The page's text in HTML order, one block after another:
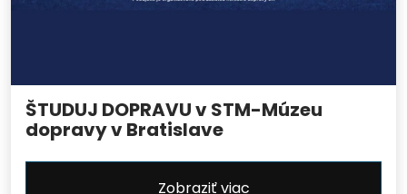
ŠTUDUJ DOPRAVU v STM-Múzeu
dopravy v Bratislave
Zobraziť viac